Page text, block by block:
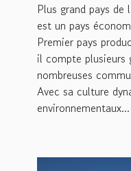
Plus grand pays de
est un pays
Premier pays
il compte plusieurs
nombreuses
Avec sa culture
environnementaux...